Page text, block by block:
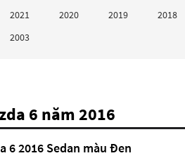
2021 2020 2019 2018
2003
6 năm 2016
6 2016 Sedan màu Đen